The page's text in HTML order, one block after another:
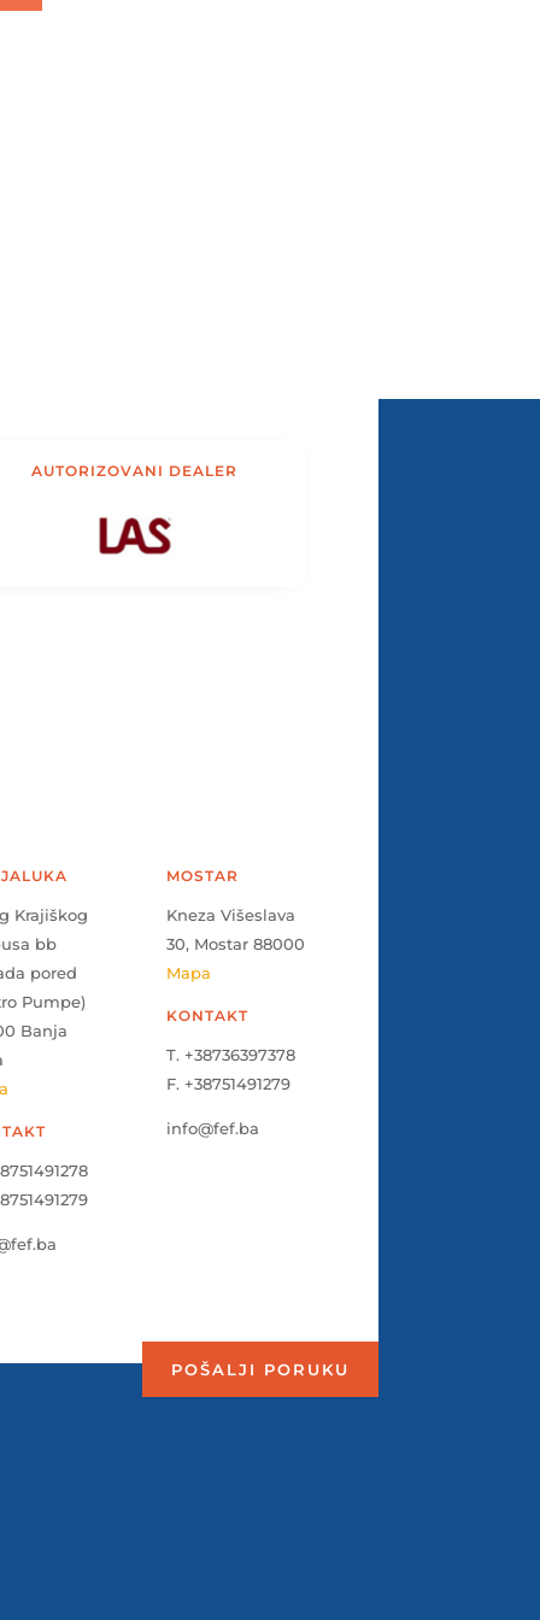
AUTORIZOVANI DEALER
Krajiškog
bb
pored
Pumpe)
Banja
MOSTAR
Kneza Višeslava
30, Mostar 88000
Mapa
KONTAKT
T. +38736397378
F. +38751491279
info@fef.ba
POŠALJI PORUKU